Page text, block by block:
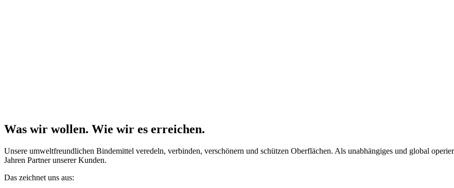
Was wir wollen. Wie wir es erreichen.
Unsere umweltfreundlichen Bindemittel veredeln, verbinden, verschönern und schützen Oberflächen. Als unabhängiges und global
Jahren Partner unserer Kunden.
Das zeichnet uns aus: